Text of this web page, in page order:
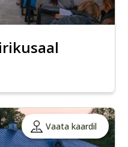
Vaata kaardil